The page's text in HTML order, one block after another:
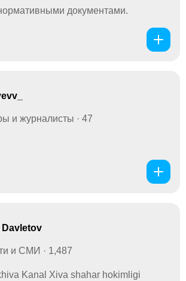
документами.
и журналисты · 47
Davletov
и СМИ · 1,487
Kanal Xiva shahar hokimligi